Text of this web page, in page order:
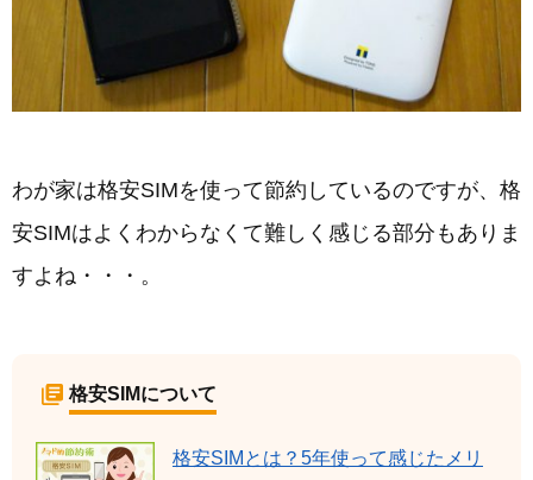
わが家は格安SIMを使って節約しているのですが、格
安SIMはよくわからなくて難しく感じる部分もありま
すよね・・・。
格安SIMについて
格安SIMとは？5年使って感じたメリ